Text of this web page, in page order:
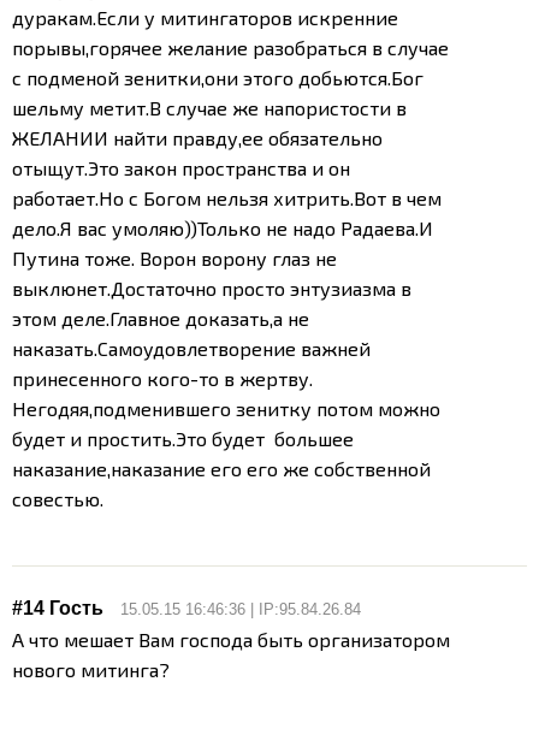
дуракам. Если у митингаторов искренние
порывы,горячее желание разобраться в случае
с подменой зенитки,они этого добьются.Бог
шельму метит.В случае же напористости в
ЖЕЛАНИИ найти правду,ее обязательно
отыщут.Это закон пространства и он
работает.Но с Богом нельзя хитрить.Вот в чем
дело. Я вас умоляю))Только не надо Радаева.И
Путина тоже. Ворон ворону глаз не
выклюнет.Достаточно просто энтузиазма в
этом деле.Главное доказать,а не
наказать.Самоудовлетворение важней
принесенного кого-то в жертву.
Негодяя,подменившего зенитку потом можно
будет и простить.Это будет большее
наказание,наказание его его же собственной
совестью.
#14 Гость 15.05.15 16:46:36 | IP:95.84.26.84
А что мешает Вам господа быть организатором
нового митинга?